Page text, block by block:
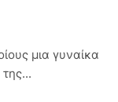
μια γυναίκα